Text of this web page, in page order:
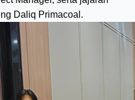
Daliq Primacoal.